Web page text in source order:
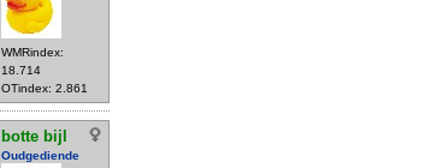
WMRindex:
18.714
OTindex: 2.861
botte bijl
Oudgediende